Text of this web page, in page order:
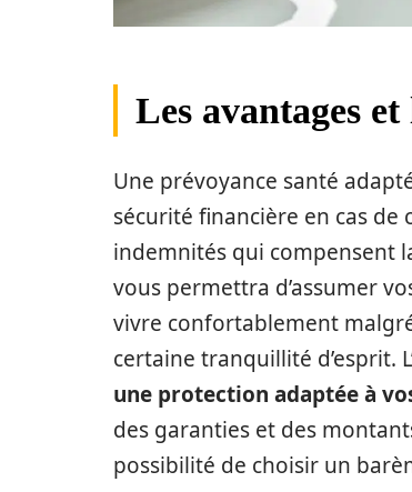
Les avantages
Une prévoyance santé
sécurité financière en cas
indemnités qui compensent
vous permettra d’assumer
vivre confortablement
certaine tranquillité d’esprit.
une protection adaptée à
des garanties et des
possibilité de choisir un